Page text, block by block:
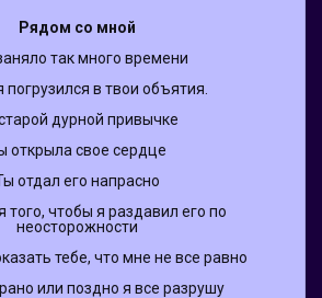
Рядом со мной
так много времени
погрузился в твои объятия.
дурной привычке
открыла свое сердце
отдал его напрасно
того, чтобы я раздавил его по
неосторожности
тебе, что мне не все равно
или поздно я все разрушу